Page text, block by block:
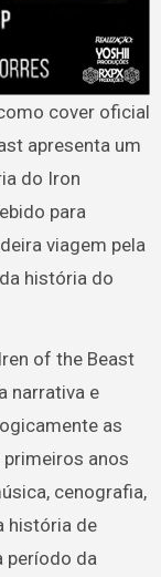
apresenta um
do Iron
para
viagem pela
história do
of the Beast
narrativa e
as
anos
cenografia,
história de
período da